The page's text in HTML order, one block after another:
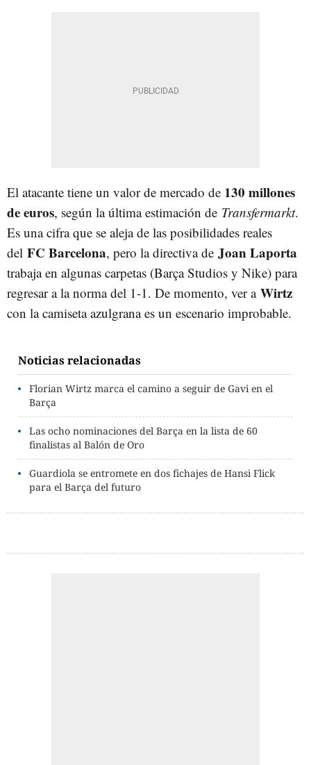
El atacante tiene un valor de mercado de 130 millones
de euros, según la última estimación de Transfermarkt.
Es una cifra que se aleja de las posibilidades reales
del FC Barcelona, pero la directiva de Joan Laporta
trabaja en algunas carpetas (Barça Studios y Nike) para
regresar a la norma del 1-1. De momento, ver a Wirtz
con la camiseta azulgrana es un escenario improbable.
Noticias relacionadas
Florian Wirtz marca el camino a seguir de Gavi en el
Barça
Las ocho nominaciones del Barça en la lista de 60
finalistas al Balón de Oro
Guardiola se entromete en dos fichajes de Hansi Flick
para el Barça del futuro